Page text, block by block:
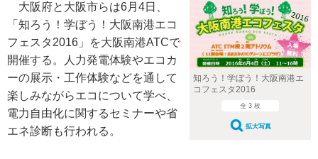
知ろう！学ぼう！大阪南港エ
コフェスタ2016
全 3 枚
拡大写真
大阪府と大阪市らは6月4日、
「知ろう！学ぼう！大阪南港エコ
フェスタ2016」を大阪南港ATCで
開催する。人力発電体験やエコカ
ーの展示・工作体験などを通して
楽しみながらエコについて学べ、
電力自由化に関するセミナーや省
エネ診断も行われる。